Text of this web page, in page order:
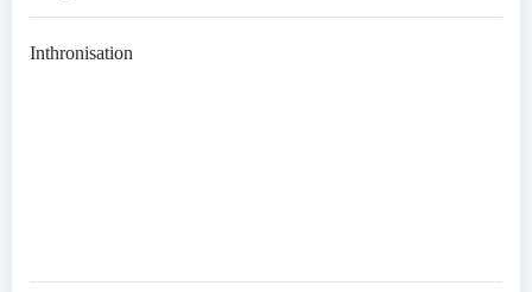
Inthronisation